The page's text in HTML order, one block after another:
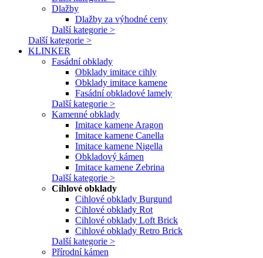
Dlažby
Dlažby za výhodné ceny
Další kategorie >
Další kategorie >
KLINKER
Fasádní obklady
Obklady imitace cihly
Obklady imitace kamene
Fasádní obkladové lamely
Další kategorie >
Kamenné obklady
Imitace kamene Aragon
Imitace kamene Canella
Imitace kamene Nigella
Obkladový kámen
Imitace kamene Zebrina
Další kategorie >
Cihlové obklady
Cihlové obklady Burgund
Cihlové obklady Rot
Cihlové obklady Loft Brick
Cihlové obklady Retro Brick
Další kategorie >
Přírodní kámen